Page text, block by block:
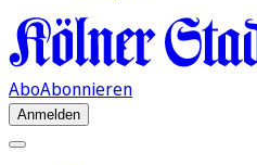
AboAbonnieren
Anmelden